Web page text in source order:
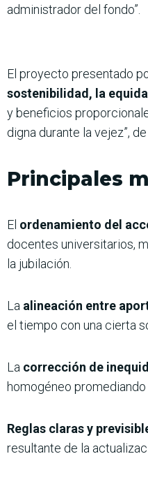
administrador del fondo”.
El proyecto presentado
sostenibilidad, la
y beneficios
digna durante la vejez”,
Principales
El ordenamiento del
docentes universitarios,
la jubilación.
La alineación entre
el tiempo con una cierta
La corrección de
homogéneo
Reglas claras y
resultante de la